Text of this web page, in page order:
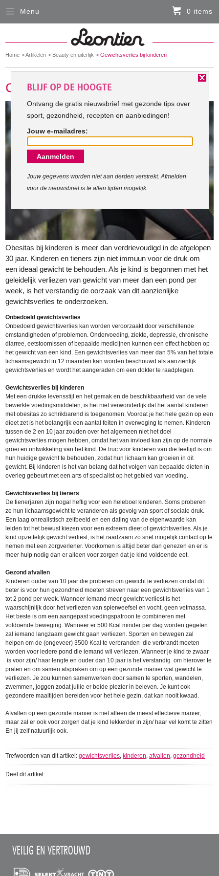
You
here:
Home Artikelen Beauty en uiterlijk Gewichtsverlies bij kinderen
Obesitas bij kinderen is meer dan verdrievoudigd in de afgelopen
30 jaar. Kinderen en tieners zijn niet immuun voor de druk om
een ideaal gewicht te behouden. Als je kind is begonnen met het
geleidelijk verliezen van gewicht van meer dan een pond per
week, is het verstandig de oorzaak van dit aanzienlijke
gewichtsverlies te onderzoeken.
Onbedoeld gewichtsverlies
Onbedoeld gewichtsverlies kan worden veroorzaakt door verschillende
omstandigheden of problemen. Ondervoeding, ziekte, depressie, chronische
diarree, eetstoornissen of bepaalde medicijnen kunnen een effect hebben op
het gewicht van een kind. Een gewichtsverlies van meer dan 5% van het totale
lichaamsgewicht in 12 maanden kan worden beschouwd als aanzienlijk
gewichtsverlies en wordt het aangeraden om een dokter te raadplegen.
Gewichtsverlies bij kinderen
Met een drukke levensstijl en het gemak en de beschikbaarheid van de vele
bewerkte voedingsmiddelen, is het niet verwonderlijk dat het aantal kinderen
met obesitas zo schrikbarend is toegenomen. Voordat je het hele gezin op een
dieet zet is het belangrijk een aantal feiten in overweging te nemen. Kinderen
tussen de 2 en 10 jaar zouden over het algemeen niet het doel
gewichtsverlies mogen hebben, omdat het van invloed kan zijn op de normale
groei en ontwikkeling van het kind. De truc voor kinderen van die leeftijd is om
hun huidige gewicht te behouden, zodat hun lichaam kan groeien in dit
gewicht. Bij kinderen is het van belang dat het volgen van bepaalde dieten in
overleg gebeurt met een arts of specialist op het gebied van voeding.
Gewichtsverlies bij tieners
De tienerjaren zijn nogal heftig voor een heleboel kinderen. Soms proberen
ze hun lichaamsgewicht te veranderen als gevolg van sport of sociale druk.
Een laag onrealistisch zelfbeeld en een daling van de eigenwaarde kan
leiden tot het bewust kiezen voor een extreem dieet of gewichtsverlies. Als je
kind opzettelijk gewicht verliest, is het raadzaam zo snel mogelijk contact op te
nemen met een zorgverlener. Voorkomen is altijd beter dan genezen en er is
meer hulp nodig dan er alleen voor zorgen dat je kind voldoende eet.
Gezond afvallen
Kinderen ouder van 10 jaar die proberen om gewicht te verliezen omdat dit
beter is voor hun gezondheid moeten streven naar een gewichtsverlies van 1
tot 2 pond per week. Wanneer iemand meer gewicht verliest is het
waarschijnlijk door het verliezen van spierweefsel en vocht, geen vetmassa.
Het beste is om een aangepast voedingspatroon te combineren met
voldoende beweging. Wanneer er 500 Kcal minder per dag worden gegeten
zal iemand langzaam gewicht gaan verliezen. Sporten en bewegen zal
helpen om de (ongeveer) 3500 Kcal te verbranden die verbrandt moeten
worden voor iedere pond die iemand wil verliezen. Wanneer je kind te zwaar
is voor zijn/ haar lengte en ouder dan 10 jaar is het verstandig om hierover te
praten en om samen afspraken om op een gezonde manier wat gewicht te
verliezen. Je zou kunnen samenwerken door samen te sporten, wandelen,
zwemmen, joggen zodat jullie er beide plezier in beleven. Je kunt ook
gezondere maaltijden bereiden voor het hele gezin, dat kan nooit kwaad.
Afvallen op een gezonde manier is niet alleen de meest effectieve manier,
maar zal er ook voor zorgen dat je kind lekkerder in zijn/ haar vel komt te zitten
En jij zelf natuurlijk ook.
Trefwoorden van dit artikel:gewichtsverlies, kinderen,afvallen,gezondheid
Deel dit artikel:
Menu 0 items
VEILIG EN VERTROUWD
Sluiten
HARDLOOPKLEDING
FIETSKLEDING
SERVICE
Inloggen
Contact- en adresgegevens
Levertijd, retourneren, ruilen
BLIJF OP DE HOOGTE
Ontvang de gratis nieuwsbrief met gezonde tips over
sport, gezondheid, recepten en aanbiedingen!
Jouw e-mailadres:
Aanmelden
Jouw gegevens worden niet aan derden verstrekt. Afmelden
voor de nieuwsbrief is te allen tijden mogelijk.